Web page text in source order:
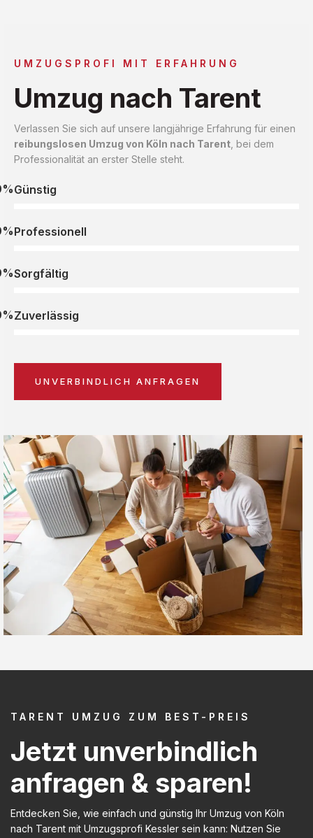
UMZUGSPROFI MIT ERFAHRUNG
Umzug nach Tarent
Verlassen Sie sich auf unsere langjährige Erfahrung für einen
reibungslosen Umzug von Köln nach Tarent , bei dem
Professionalität an erster Stelle steht.
Günstig
Professionell
Sorgfältig
Zuverlässig
UNVERBINDLICH ANFRAGEN
TARENT UMZUG ZUM BEST-PREIS
Jetzt unverbindlich
anfragen & sparen!
Entdecken Sie, wie einfach und günstig Ihr Umzug von Köln
nach Tarent mit Umzugsprofi Kessler sein kann: Nutzen Sie